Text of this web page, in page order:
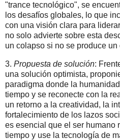
"trance tecnológico", se
los desafíos globales, lo que
con una visión clara para
no solo advierte sobre esta
un colapso si no se produce un
3. Propuesta de solución:
una solución optimista,
paradigma donde la
tiempo y se reconecte con la
un retorno a la creatividad, la
fortalecimiento de los lazos
es esencial que el ser humano
tiempo y use la tecnología de